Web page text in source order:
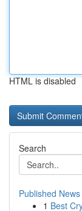
HTML is disabled
Search
Published News
1 Best